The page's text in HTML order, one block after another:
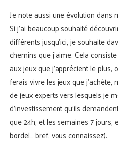
Je note aussi une évolution dans
Si j’ai beaucoup souhaité
différents jusqu’ici, je souhaite
chemins que j’aime. Cela
aux jeux que j’apprécient le plus,
ferais vivre les jeux que
de jeux experts vers lesquels je
d’investissement qu’ils
que 24h, et les semaines 7 jours,
bordel… bref, vous connaissez).